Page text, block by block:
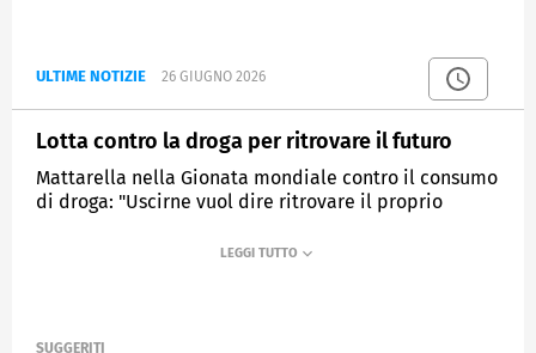
ULTIME NOTIZIE 26 GIUGNO 2026
Lotta contro la droga per ritrovare il futuro
Mattarella nella Gionata mondiale contro il consumo
di droga: "Uscirne vuol dire ritrovare il proprio
SUGGERITI